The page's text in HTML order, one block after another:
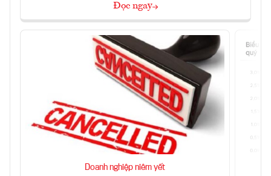
Đọc ngay
Doanh nghiệp niêm yết